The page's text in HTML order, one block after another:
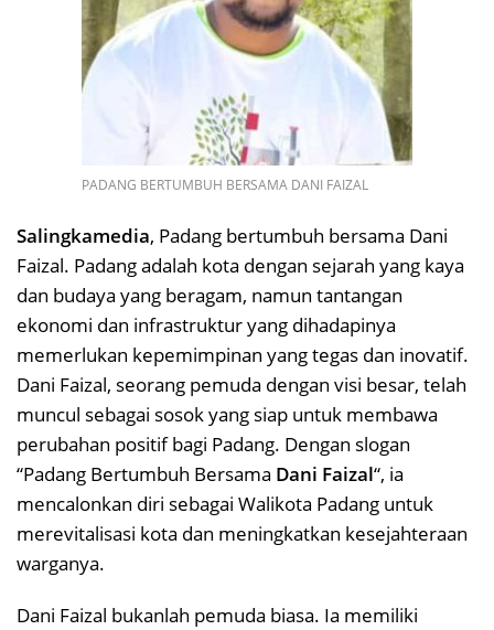
PADANG BERTUMBUH BERSAMA DANI FAIZAL
Salingkamedia, Padang bertumbuh bersama Dani
Faizal. Padang adalah kota dengan sejarah yang kaya
dan budaya yang beragam, namun tantangan
ekonomi dan infrastruktur yang dihadapinya
memerlukan kepemimpinan yang tegas dan inovatif.
Dani Faizal, seorang pemuda dengan visi besar, telah
muncul sebagai sosok yang siap untuk membawa
perubahan positif bagi Padang. Dengan slogan
“Padang Bertumbuh Bersama Dani Faizal“, ia
mencalonkan diri sebagai Walikota Padang untuk
merevitalisasi kota dan meningkatkan kesejahteraan
warganya.
Dani Faizal bukanlah pemuda biasa. Ia memiliki